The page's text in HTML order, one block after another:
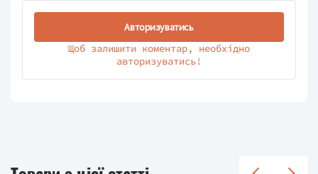
Щоб залишити коментар, необхідно
авторизуватись!
Авторизуватись